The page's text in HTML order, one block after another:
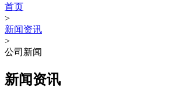
首页
>
新闻资讯
>
公司新闻
新闻资讯